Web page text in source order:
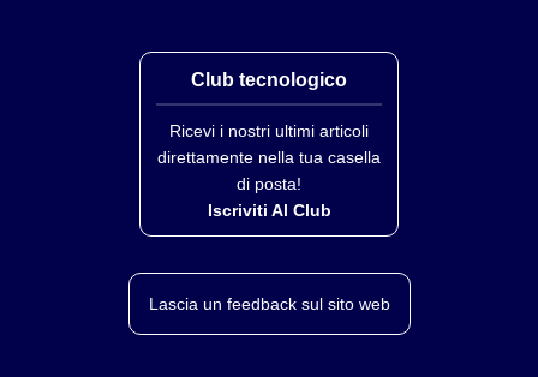
Club tecnologico
Ricevi i nostri ultimi articoli
direttamente nella tua casella
di posta!
Iscriviti Al Club
Lascia un feedback sul sito web